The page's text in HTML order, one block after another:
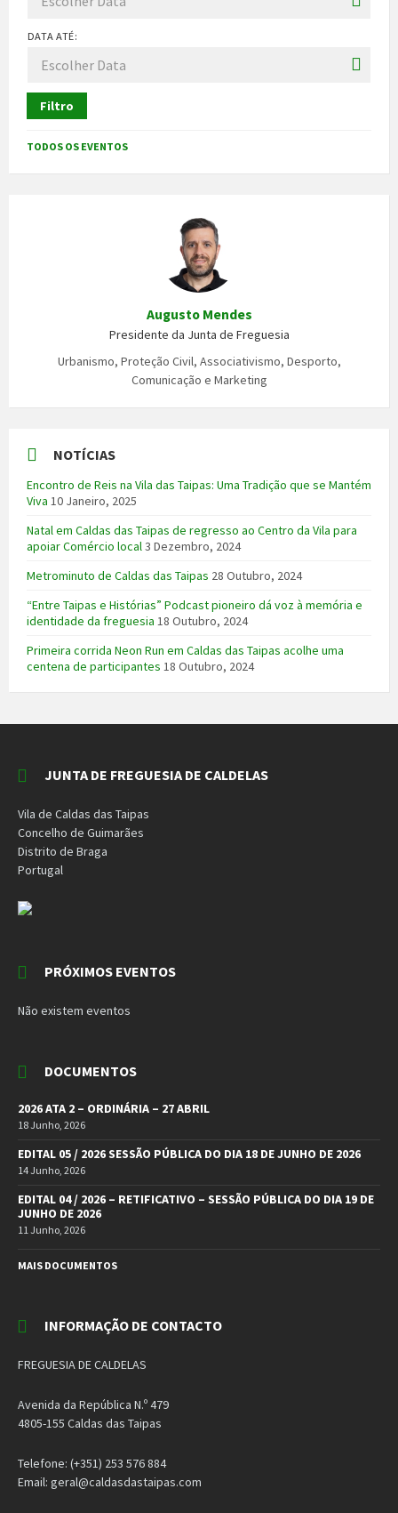
DATA ATÉ:
Filtro
TODOS OS EVENTOS
Augusto Mendes
Presidente da Junta de Freguesia
Urbanismo, Proteção Civil, Associativismo, Desporto,
Comunicação e Marketing
NOTÍCIAS
Encontro de Reis na Vila das Taipas: Uma Tradição que se Mantém
Viva 10 Janeiro, 2025
Natal em Caldas das Taipas de regresso ao Centro da Vila para
apoiar Comércio local3 Dezembro, 2024
Metrominuto de Caldas das Taipas 28 Outubro, 2024
“Entre Taipas e Histórias” Podcast pioneiro dá voz à memória e
identidade da freguesia 18 Outubro, 2024
Primeira corrida Neon Run em Caldas das Taipas acolhe uma
centena de participantes 18 Outubro, 2024
JUNTA DE FREGUESIA DE CALDELAS
Vila de Caldas das Taipas
Concelho de Guimarães
Distrito de Braga
Portugal
PRÓXIMOS EVENTOS
Não existem eventos
DOCUMENTOS
2026 ATA 2 – ORDINÁRIA – 27 ABRIL
18 Junho, 2026
EDITAL 05 / 2026 SESSÃO PÚBLICA DO DIA 18 DE JUNHO DE 2026
14 Junho, 2026
EDITAL 04 / 2026 – RETIFICATIVO – SESSÃO PÚBLICA DO DIA 19 DE
JUNHO DE 2026
11 Junho, 2026
MAIS DOCUMENTOS
INFORMAÇÃO DE CONTACTO
FREGUESIA DE CALDELAS
Avenida da República N.º 479
4805-155 Caldas das Taipas
Telefone: (+351) 253 576 884
Email: geral@caldasdastaipas.com